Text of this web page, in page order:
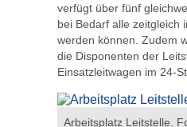
verfügt über fünf
bei Bedarf alle zeitgleich
werden können. Zudem
die Disponenten der
Einsatzleitwagen im 24-
Arbeitsplatz Leitstelle.